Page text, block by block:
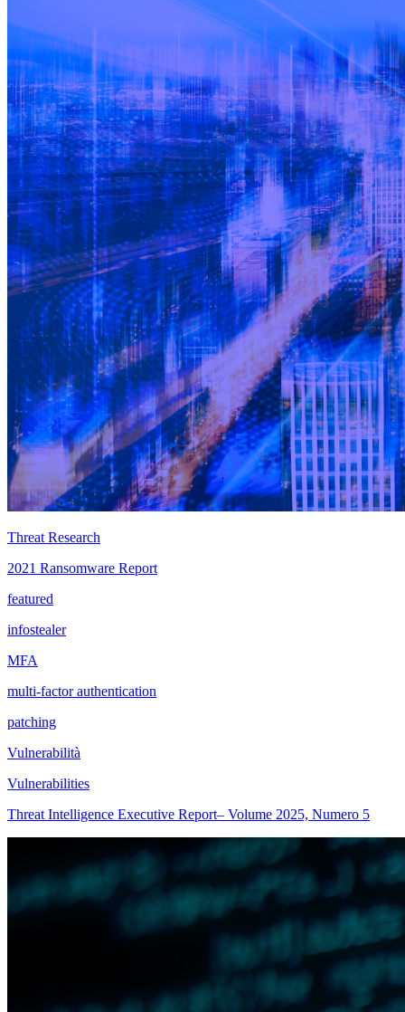
Threat Research
2021 Ransomware Report
featured
infostealer
MFA
multi-factor authentication
patching
Vulnerabilità
Vulnerabilities
Threat Intelligence Executive Report– Volume 2025, Numero 5